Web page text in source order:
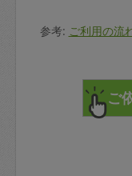
参考: ご利用の流